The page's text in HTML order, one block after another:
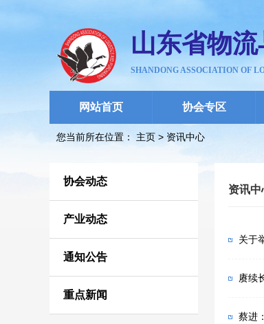
山东省物
SHANDONG ASSOCIATION OF
网站首页 协会专区
您当前所在位置： 主页 > 资讯中心
协会动态
产业动态
通知公告
重点新闻
资讯中
关于
赓续
蔡进